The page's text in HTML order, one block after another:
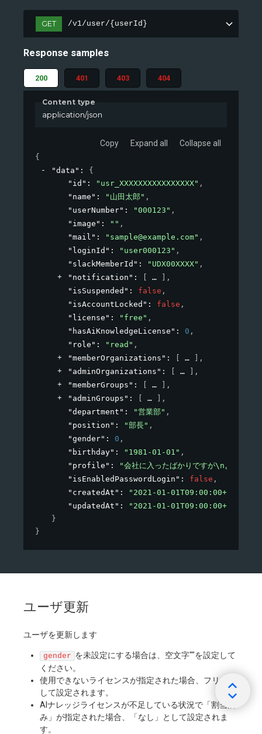
GET /v1/user/{userId}
Response samples
200 401 403 404
Content type
application/json
Copy Expand all Collapse all
{
"data" : {
"id" : "usr_XXXXXXXXXXXXXXXX" ,
"name" : "山田太郎" ,
"userNumber" : "000123" ,
"image" : "" ,
"mail" : "sample@example.com" ,
"loginId" : "user000123" ,
"slackMemberId" : "UDX00XXXX" ,
"notification" : [ ] ,
"isSuspended" : false ,
"isAccountLocked" : false ,
"license" : "free" ,
"hasAiKnowledgeLicense" : 0 ,
"role" : "read" ,
"memberOrganizations" : [ ] ,
"adminOrganizations" : [ ] ,
"memberGroups" : [ ] ,
"adminGroups" : [ ] ,
"department" : "営業部" ,
"position" : "部長" ,
"gender" : 0 ,
"birthday" : "1981-01-01" ,
"profile" :
"会社に入ったばかりですが\nよろしく
"isEnabledPasswordLogin" : false ,
"createdAt" : "2021-01-01T09:00:00+09:00"
"updatedAt" :
"2021-01-01T09:00:00+09:00"
}
}
ユーザ更新
ユーザを更新します
gender を未設定にする場合は、空文字""を設定して
ください。
使用できないライセンスが指定された場合、フリーと
して設定されます。
AIナレッジライセンスが不足している状況で「割当済
み」が指定された場合、「なし」として設定されま
す。